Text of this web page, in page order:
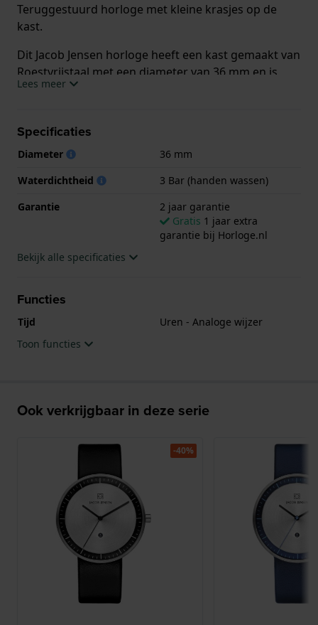
Teruggestuurd horloge met kleine krasjes op de
kast.
Dit Jacob Jensen horloge heeft een kast gemaakt van
Roestvrijstaal met een diameter van 36 mm en is
voorzien van een leren band. In de kast bevindt zich
Mineraalglas.
Het horloge is 3ATM. Dit betekent dat het horloge
spatwaterdicht is.. Verder wordt het horloge
Lees meer
Specificaties
Diameter
36 mm
Waterdichtheid
3 Bar (handen wassen)
Garantie
2 jaar garantie
Gratis 1 jaar extra
garantie bij Horloge.nl
Bekijk alle specificaties
Functies
Tijd
Uren - Analoge wijzer
Toon functies
Ook verkrijgbaar in deze serie
-40%